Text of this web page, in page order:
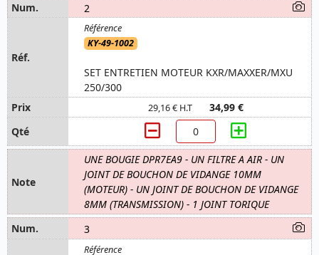
2
KY-49-1002
SET ENTRETIEN MOTEUR KXR/MAXXER/MXU
250/300
29,16 € H.T 34,99 €
UNE BOUGIE DPR7EA9 - UN FILTRE A AIR - UN
JOINT DE BOUCHON DE VIDANGE 10MM
(MOTEUR) - UN JOINT DE BOUCHON DE VIDANGE
8MM (TRANSMISSION) - 1 JOINT TORIQUE
3